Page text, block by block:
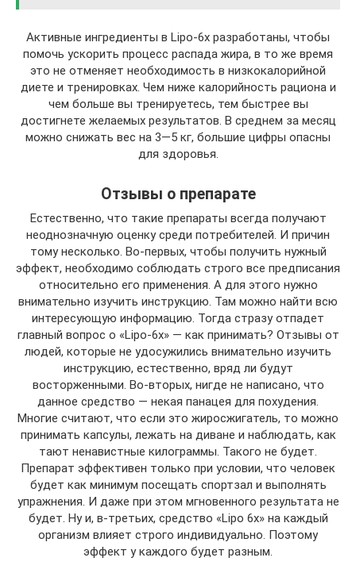
Активные ингредиенты в Lipo-6x разработаны, чтобы
помочь ускорить процесс распада жира, в то же время
это не отменяет необходимость в низкокалорийной
диете и тренировках. Чем ниже калорийность рациона и
чем больше вы тренируетесь, тем быстрее вы
достигнете желаемых результатов. В среднем за месяц
можно снижать вес на 3—5 кг, большие цифры опасны
для здоровья.
Отзывы о препарате
Естественно, что такие препараты всегда получают
неоднозначную оценку среди потребителей. И причин
тому несколько. Во-первых, чтобы получить нужный
эффект, необходимо соблюдать строго все предписания
относительно его применения. А для этого нужно
внимательно изучить инструкцию. Там можно найти всю
интересующую информацию. Тогда стразу отпадет
главный вопрос о «Lipo-6x» — как принимать? Отзывы от
людей, которые не удосужились внимательно изучить
инструкцию, естественно, вряд ли будут
восторженными. Во-вторых, нигде не написано, что
данное средство — некая панацея для похудения.
Многие считают, что если это жиросжигатель, то можно
принимать капсулы, лежать на диване и наблюдать, как
тают ненавистные килограммы. Такого не будет.
Препарат эффективен только при условии, что человек
будет как минимум посещать спортзал и выполнять
упражнения. И даже при этом мгновенного результата не
будет. Ну и, в-третьих, средство «Lipo 6x» на каждый
организм влияет строго индивидуально. Поэтому
эффект у каждого будет разным.